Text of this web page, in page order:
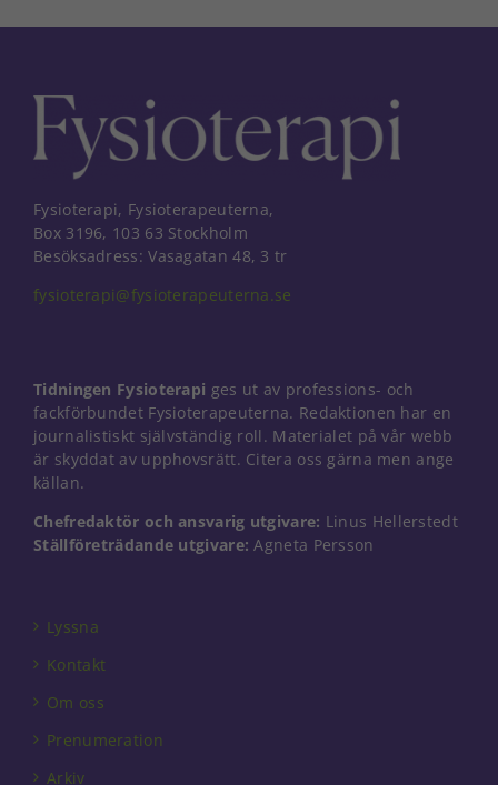
Fysioterapi, Fysioterapeuterna,
Box 3196, 103 63 Stockholm
Besöksadress: Vasagatan 48, 3 tr
fysioterapi@fysioterapeuterna.se
Tidningen Fysioterapi ges ut av professions- och
fackförbundet Fysioterapeuterna. Redaktionen har en
journalistiskt självständig roll. Materialet på vår webb
är skyddat av upphovsrätt. Citera oss gärna men ange
källan.
Chefredaktör och ansvarig utgivare: Linus Hellerstedt
Ställföreträdande utgivare: Agneta Persson
Lyssna
Kontakt
Om oss
Prenumeration
Arkiv